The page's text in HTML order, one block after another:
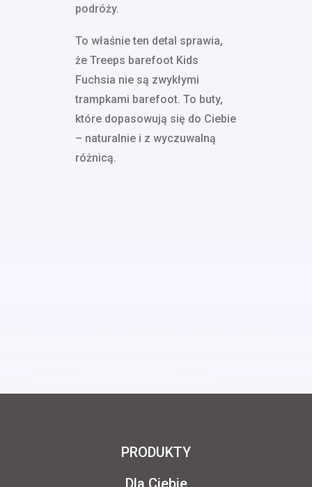
podróży.
To właśnie ten detal sprawia,
że Treeps barefoot Kids
Fuchsia nie są zwykłymi
trampkami barefoot. To buty,
które dopasowują się do Ciebie
– naturalnie i z wyczuwalną
różnicą.
PRODUKTY
Dla Ciebie